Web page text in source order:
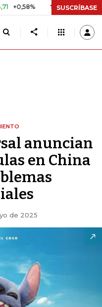
TASA DE USURA CRÉDITO
SUSCRÍBASE
anuncian
en China
de 2025